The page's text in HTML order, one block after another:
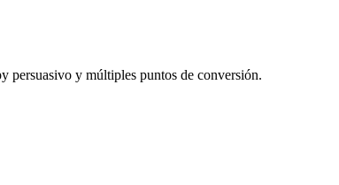
persuasivo y múltiples puntos de conversión.